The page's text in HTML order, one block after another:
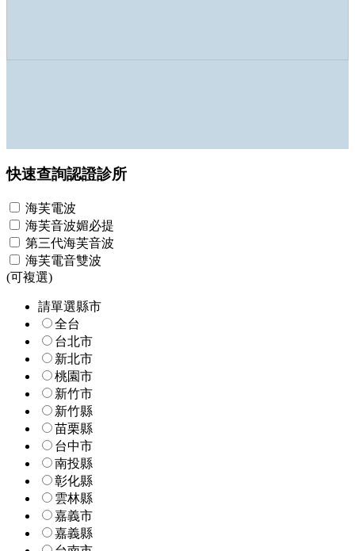
快速查詢認證診所
海芙電波
海芙音波媚必提
第三代海芙音波
海芙電音雙波
(可複選)
請單選縣市
全台
台北市
新北市
桃園市
新竹市
新竹縣
苗栗縣
台中市
南投縣
彰化縣
雲林縣
嘉義市
嘉義縣